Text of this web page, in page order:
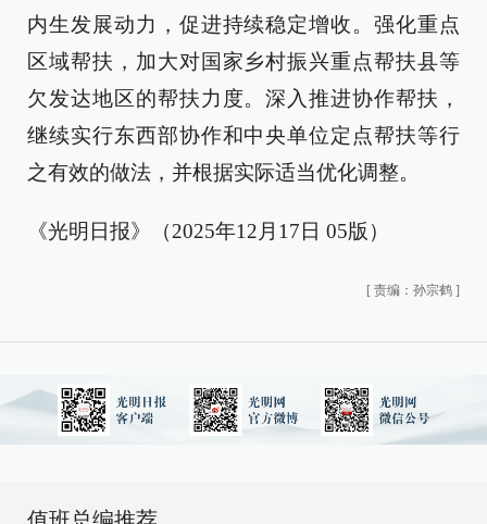
内生发展动力，促进持续稳定增收。强化重点
区域帮扶，加大对国家乡村振兴重点帮扶县等
欠发达地区的帮扶力度。深入推进协作帮扶，
继续实行东西部协作和中央单位定点帮扶等行
之有效的做法，并根据实际适当优化调整。
《光明日报》（2025年12月17日 05版）
[ 责编：孙宗鹤 ]